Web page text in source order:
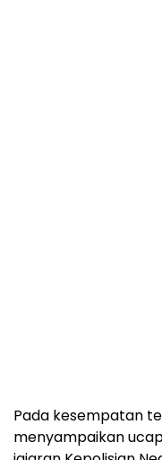
Pada kesempatan
menyampaikan